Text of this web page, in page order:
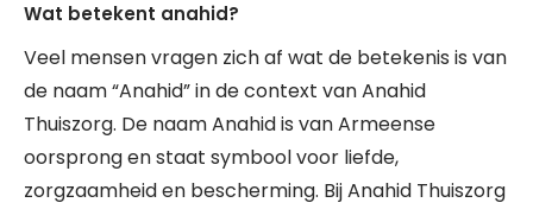
Wat betekent anahid?
Veel mensen vragen zich af wat de betekenis is van
de naam “Anahid” in de context van Anahid
Thuiszorg. De naam Anahid is van Armeense
oorsprong en staat symbool voor liefde,
zorgzaamheid en bescherming. Bij Anahid Thuiszorg